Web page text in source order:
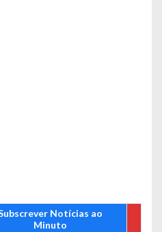
Notícias ao
Minuto